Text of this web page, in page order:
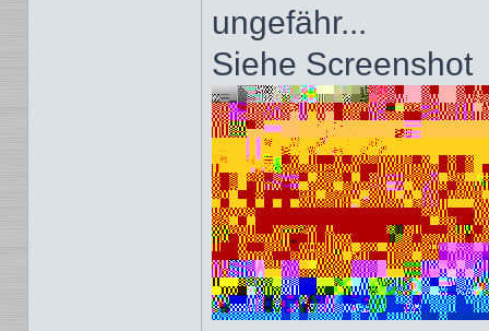
ungefähr...
Siehe Screenshot